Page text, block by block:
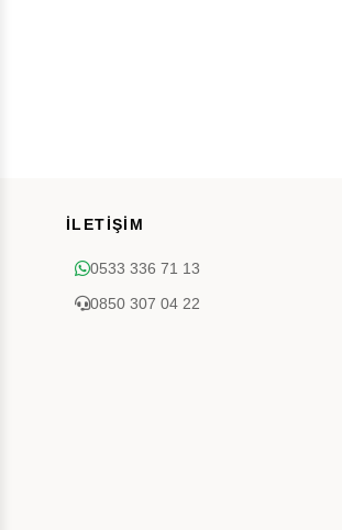
İLETİŞİM
0533 336 71 13
0850 307 04 22